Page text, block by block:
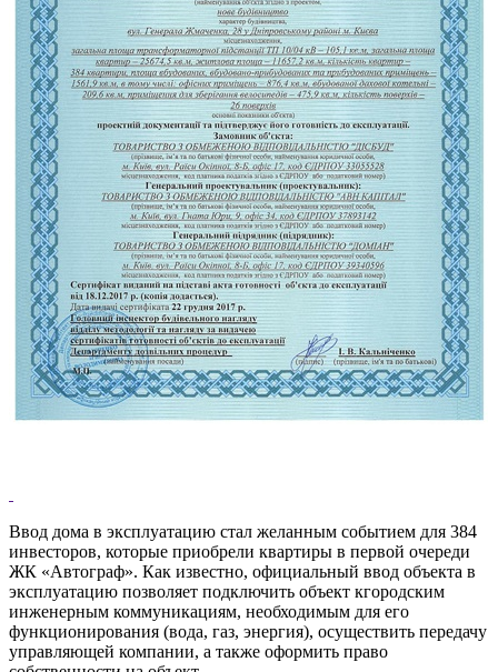
Ввод дома в эксплуатацию стал желанным событием для 384
инвесторов, которые приобрели квартиры в первой очереди
ЖК «Автограф». Как известно, официальный ввод объекта в
эксплуатацию позволяет подключить объект кгородским
инженерным коммуникациям, необходимым для его
функционирования (вода, газ, энергия), осуществить передачу
управляющей компании, а также оформить право